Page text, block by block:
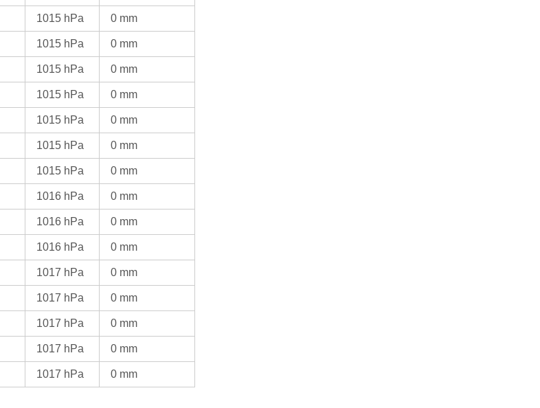
1015 hPa 0 mm
1015 hPa 0 mm
1015 hPa 0 mm
1015 hPa 0 mm
1015 hPa 0 mm
1015 hPa 0 mm
1015 hPa 0 mm
1016 hPa 0 mm
1016 hPa 0 mm
1016 hPa 0 mm
1017 hPa 0 mm
1017 hPa 0 mm
1017 hPa 0 mm
1017 hPa 0 mm
1017 hPa 0 mm